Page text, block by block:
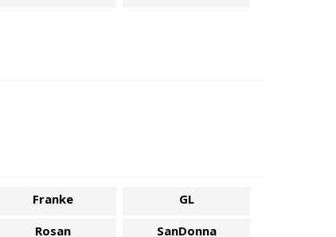
Franke
GL
Rosan
SanDonna